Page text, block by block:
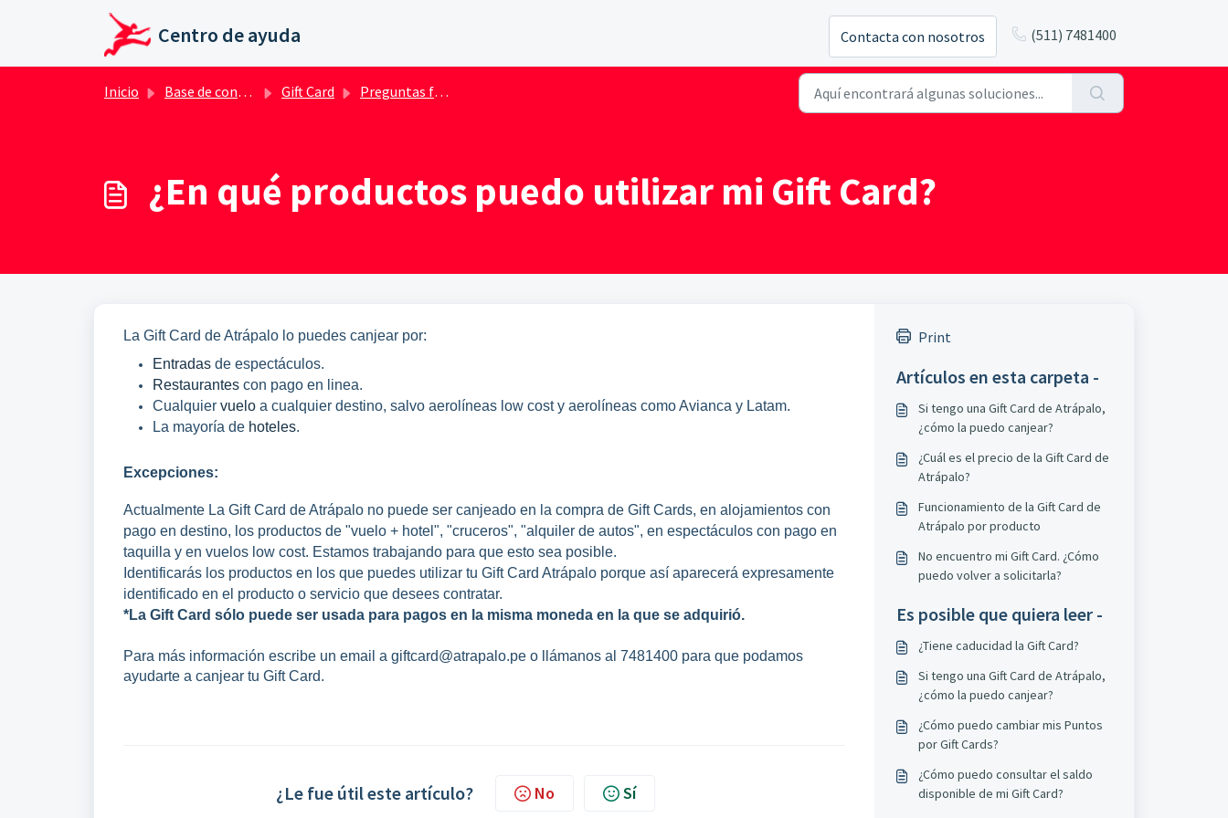
Ir al contenido principal
Centro de ayuda Contacta con nosotros (511) 7481400
Inicio Base de conocimientos Gift Card Preguntas frecuentes Gift Card Atrápalo
¿En qué productos puedo utilizar mi Gift Card?
La Gift Card de Atrápalo lo puedes canjear por:
Entradas de espectáculos.
Restaurantes con pago en linea.
Cualquier vuelo a cualquier destino, salvo aerolíneas low cost y aerolíneas como Avianca y Latam.
La mayoría de hoteles.
Excepciones:
Actualmente La Gift Card de Atrápalo no puede ser canjeado en la compra de Gift Cards, en alojamientos con
pago en destino, los productos de "vuelo + hotel", "cruceros", "alquiler de autos", en espectáculos con pago en
taquilla y en vuelos low cost. Estamos trabajando para que esto sea posible.
Identificarás los productos en los que puedes utilizar tu Gift Card Atrápalo porque así aparecerá expresamente
identificado en el producto o servicio que desees contratar.
*La Gift Card sólo puede ser usada para pagos en la misma moneda en la que se adquirió.
Para más información escribe un email a giftcard@atrapalo.pe o llámanos al 7481400 para que podamos
ayudarte a canjear tu Gift Card.
¿Le fue útil este artículo? No Sí
Print
Artículos en esta carpeta -
Si tengo una Gift Card de Atrápalo,
¿cómo la puedo canjear?
¿Cuál es el precio de la Gift Card de
Atrápalo?
Funcionamiento de la Gift Card de
Atrápalo por producto
No encuentro mi Gift Card. ¿Cómo
puedo volver a solicitarla?
Es posible que quiera leer -
¿Tiene caducidad la Gift Card?
Si tengo una Gift Card de Atrápalo,
¿cómo la puedo canjear?
¿Cómo puedo cambiar mis Puntos
por Gift Cards?
¿Cómo puedo consultar el saldo
disponible de mi Gift Card?